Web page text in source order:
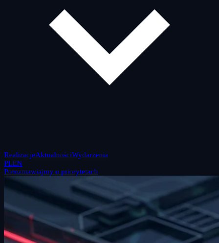
RealizacjeAktualnościWydarzenia
PLEN
Porozmawiajmy o priorytetach